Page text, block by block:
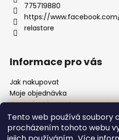
Tento web používá soubory
procházením tohoto webu
Upravujeme pro vás e-shop!
dočasně viditelné. Děkujeme za
27.–28. 6. – Třeboň, Mint Market Trhy
Český Krumlov, Mint Market * 25.
775719880
https://www.facebook.com/
relastore
Informace pro vás
Jak nakupovat
Moje objednávka
O nás (mě)
Kontakt
Obchodní podmínky
Podmínky ochrany osobních